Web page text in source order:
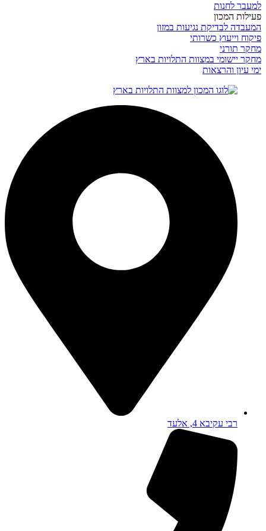
למעבר לחנות
פעילות המכון
המעבדה לבדיקת נגיעות במזון
פיקוח וייעוץ כשרותי
מחקר תורני
מחקר יישומי במצוות התלויות בארץ
ימי עיון והרצאות
רבי עקיבא 4, אלעד